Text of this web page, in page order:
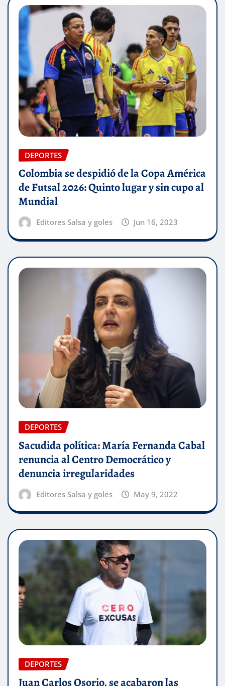
DEPORTES
Colombia se despidió de la Copa América
de Futsal 2026: Quinto lugar y sin cupo al
Mundial
Editores Salsa y goles Jun 16, 2023
DEPORTES
Sacudida política: María Fernanda Cabal
renuncia al Centro Democrático y
denuncia irregularidades
Editores Salsa y goles May 9, 2022
DEPORTES
Juan Carlos Osorio, se acabaron las